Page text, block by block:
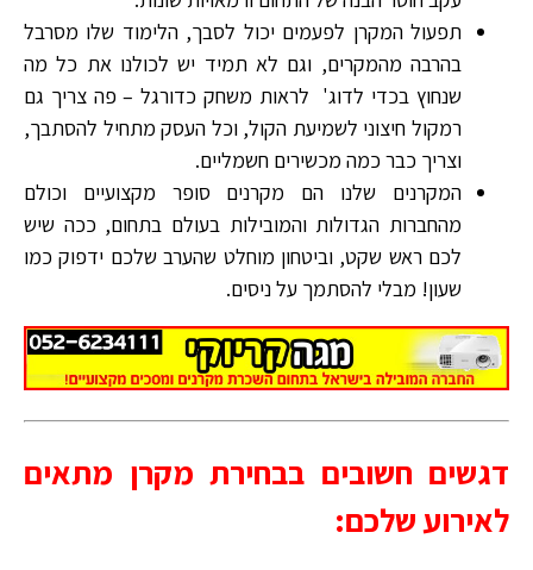
תפעול המקרן לפעמים יכול לסבך, הלימוד שלו מסרבל
בהרבה מהמקרים, וגם לא תמיד יש לכולנו את כל מה
שנחוץ בכדי לדוג' לראות משחק כדורגל – פה צריך גם
רמקול חיצוני לשמיעת הקול, וכל העסק מתחיל להסתבך,
וצריך כבר כמה מכשירים חשמליים.
המקרנים שלנו הם מקרנים סופר מקצועיים וכולם
מהחברות הגדולות והמובילות בעולם בתחום, ככה שיש
לכם ראש שקט, וביטחון מוחלט שהערב שלכם ידפוק כמו
שעון! מבלי להסתמך על ניסים.
דגשים חשובים בבחירת מקרן מתאים
לאירוע שלכם: